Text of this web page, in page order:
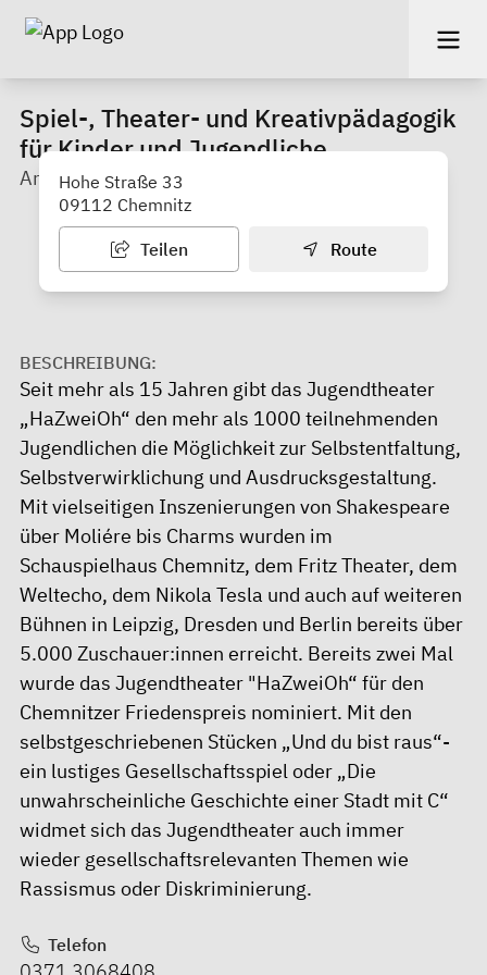
Spiel-, Theater- und Kreativpädagogik
für Kinder und Jugendliche
Arthur e. V. (Kaßberg)
Hohe Straße 33
09112 Chemnitz
Teilen Route
BESCHREIBUNG:
Seit mehr als 15 Jahren gibt das Jugendtheater
„HaZweiOh“ den mehr als 1000 teilnehmenden
Jugendlichen die Möglichkeit zur Selbstentfaltung,
Selbstverwirklichung und Ausdrucksgestaltung.
Mit vielseitigen Inszenierungen von Shakespeare
über Moliére bis Charms wurden im
Schauspielhaus Chemnitz, dem Fritz Theater, dem
Weltecho, dem Nikola Tesla und auch auf weiteren
Bühnen in Leipzig, Dresden und Berlin bereits über
5.000 Zuschauer:innen erreicht. Bereits zwei Mal
wurde das Jugendtheater "HaZweiOh“ für den
Chemnitzer Friedenspreis nominiert. Mit den
selbstgeschriebenen Stücken „Und du bist raus“-
ein lustiges Gesellschaftsspiel oder „Die
unwahrscheinliche Geschichte einer Stadt mit C“
widmet sich das Jugendtheater auch immer
wieder gesellschaftsrelevanten Themen wie
Rassismus oder Diskriminierung.
Telefon